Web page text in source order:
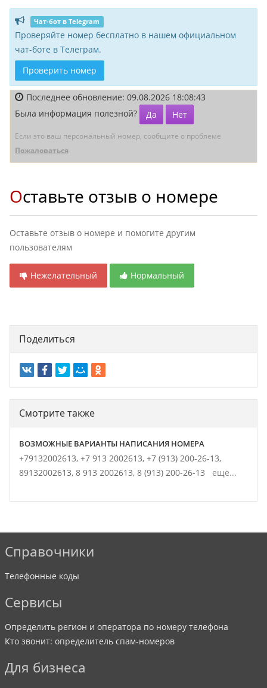
Чат-бот в Telegram
Проверяйте номер бесплатно в нашем официальном
чат-боте в Телеграм.
Проверить номер
Последнее обновление: 09.08.2026 18:08:43
Была информация полезной?
Да Нет
Если это ваш персональный номер, сообщите о проблеме
Пожаловаться
Оставьте отзыв о номере
Оставьте отзыв о номере и помогите другим
пользователям
Нежелательный Нормальный
Поделиться
Смотрите также
ВОЗМОЖНЫЕ ВАРИАНТЫ НАПИСАНИЯ НОМЕРА
+79132002613, +7 913 2002613, +7 (913) 200-26-13,
89132002613, 8 913 2002613, 8 (913) 200-26-13 ещё...
Справочники
Телефонные коды
Сервисы
Определить регион и оператора по номеру телефона
Кто звонит: определитель спам-номеров
Для бизнеса